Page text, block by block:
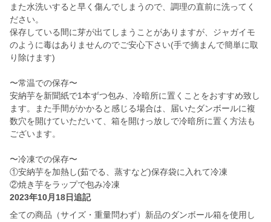
また水洗いすると早く傷んでしまうので、調理の直前に洗ってく
ださい。
保存している間に芽が出てしまうことがありますが、ジャガイモ
のように毒はありませんのでご安心下さい(手で摘まんで簡単に取
り除けます)
〜常温での保存〜
安納芋を新聞紙で1本ずつ包み、冷暗所に置くことをおすすめ致し
ます。また手間がかかると感じる場合は、届いたダンボールに複
数穴を開けていただいて、箱を開けっ放しで冷暗所に置く方法も
ございます。
〜冷凍での保存〜
①安納芋を加熱し(茹でる、蒸すなど)保存袋に入れて冷凍
②焼き芋をラップで包み冷凍
2023年10月18日追記
全ての商品（サイズ・重量問わず）新品のダンボール箱を使用し